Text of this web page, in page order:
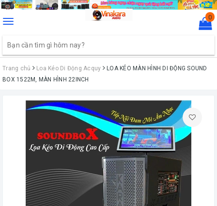
Toggle
0
Trang chủ Loa Kéo Di Động Acquy
LOA KÉO MÀN HÌNH DI ĐỘNG SOUND
BOX 1522M, MÀN HÌNH 22INCH